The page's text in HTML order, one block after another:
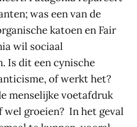
was een van de
katoen en Fair
wil sociaal
Is dit een cynische
of werkt het?
menselijke voetafdruk
wel groeien? In het geval